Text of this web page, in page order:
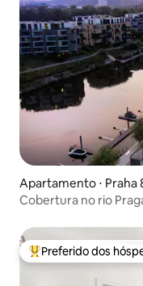
Apartamento ⋅ Praha
Cobertura no rio
Entre os melhores
Preferido dos